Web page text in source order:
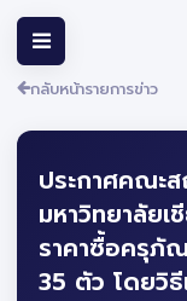
กลับหน้ารายการข่าว
ประกาศคณะ
มหาวิทยาลัยเ
ราคาซื้อครุภั
35 ตัว โดยวิธี